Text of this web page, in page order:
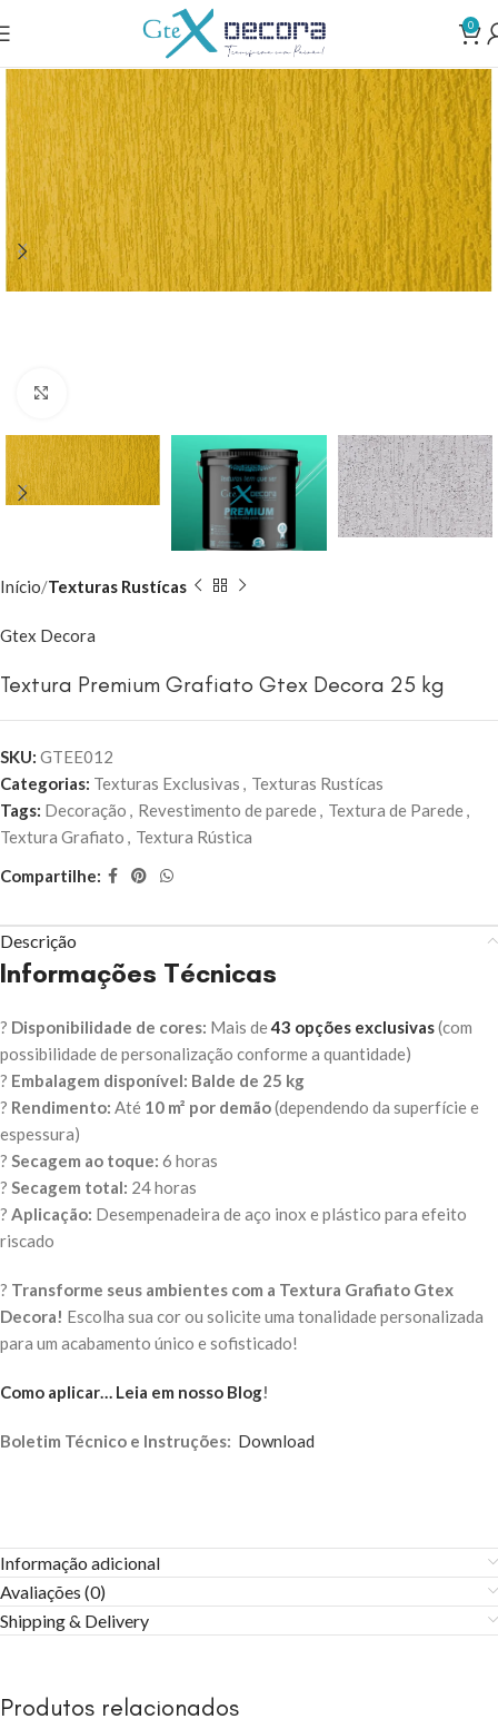
0
Início Texturas Rustícas
Gtex Decora
Textura Premium Grafiato Gtex Decora 25 kg
SKU: GTEE012
Categorias: Texturas Exclusivas , Texturas Rustícas
Tags: Decoração , Revestimento de parede, Textura de Parede,
Textura Grafiato , Textura Rústica
Compartilhe:
Descrição
Informações Técnicas
? Disponibilidade de cores: Mais de43 opções exclusivas(com
possibilidade de personalização conforme a quantidade)
? Embalagem disponível: Balde de 25 kg
? Rendimento: Até 10 m² por demão(dependendo da superfície e
espessura)
? Secagem ao toque: 6 horas
? Secagem total: 24 horas
? Aplicação: Desempenadeira de aço inox e plástico para efeito
riscado
? Transforme seus ambientes com a Textura Grafiato Gtex
Decora! Escolha sua cor ou solicite uma tonalidade personalizada
para um acabamento único e sofisticado!
Como aplicar… Leia em nosso Blog!
Boletim Técnico e Instruções: Download
Informação adicional
Avaliações (0)
Shipping & Delivery
Produtos relacionados